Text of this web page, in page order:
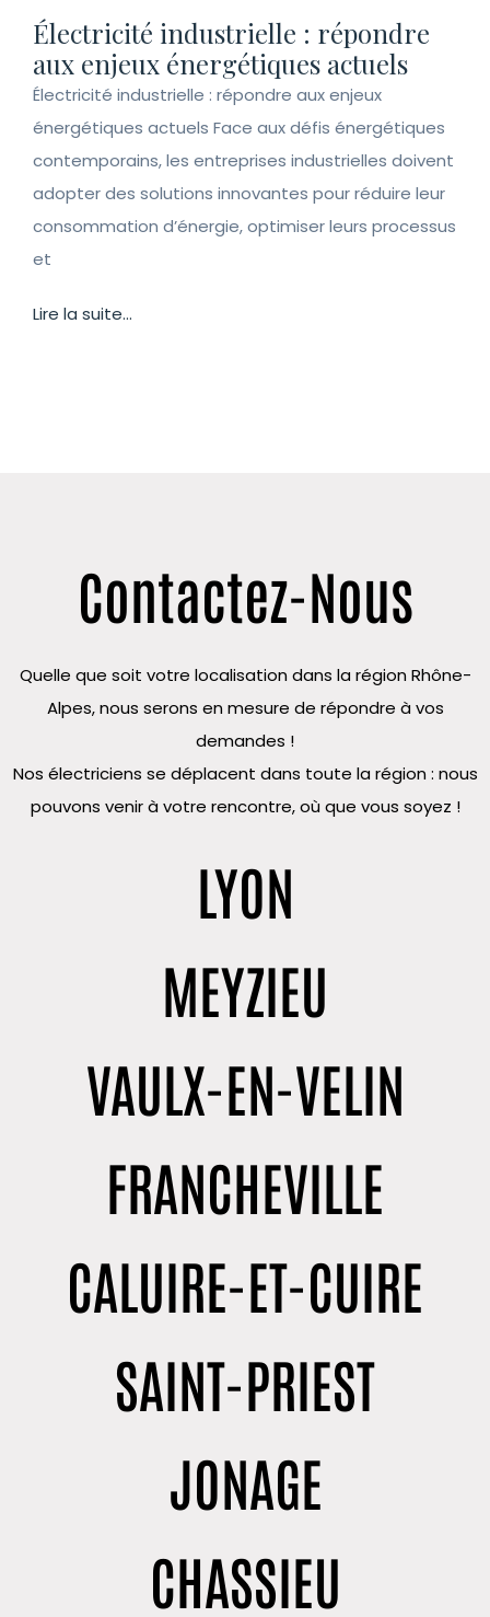
Électricité industrielle : répondre
aux enjeux énergétiques actuels
Électricité industrielle : répondre aux enjeux
énergétiques actuels Face aux défis énergétiques
contemporains, les entreprises industrielles doivent
adopter des solutions innovantes pour réduire leur
consommation d’énergie, optimiser leurs processus
et
Lire la suite...
Contactez-Nous
Quelle que soit votre localisation dans la région Rhône-
Alpes, nous serons en mesure de répondre à vos
demandes !
Nos électriciens se déplacent dans toute la région : nous
pouvons venir à votre rencontre, où que vous soyez !
LYON
MEYZIEU
VAULX-EN-VELIN
FRANCHEVILLE
CALUIRE-ET-CUIRE
SAINT-PRIEST
JONAGE
CHASSIEU